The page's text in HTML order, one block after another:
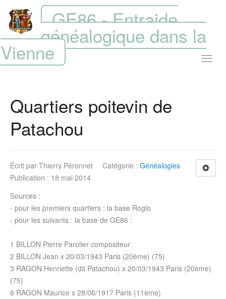
GE86 - Entraide
généalogique dans la
Vienne
Quartiers poitevin de
Patachou
Écrit par Thierry Péronnet Catégorie : Généalogies
Publication : 18 mai 2014
Sources :
- pour les premiers quartiers : la base Roglo
- pour les suivants : la base de GE86 :
1 BILLON Pierre Parolier compositeur
2 BILLON Jean x 20/03/1943 Paris (20ème) (75)
3 RAGON Henriette (dit Patachou) x 20/03/1943 Paris (20ème)
(75)
6 RAGON Maurice x 28/06/1917 Paris (11ème)